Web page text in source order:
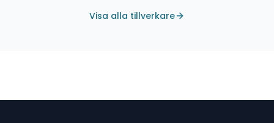
Visa alla tillverkare